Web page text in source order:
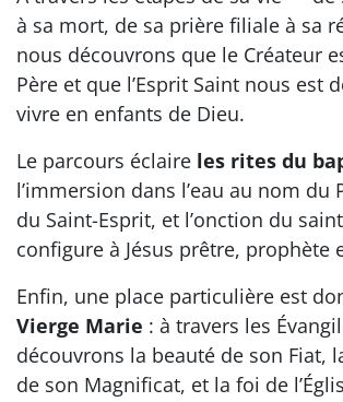
à sa mort, de sa prière filiale à sa
nous découvrons que le Créateur
Père et que l’Esprit Saint nous est
vivre en enfants de Dieu.
Le parcours éclaire les rites du
l’immersion dans l’eau au nom du
du Saint-Esprit, et l’onction du
configure à Jésus prêtre, prophète
Enfin, une place particulière est
Vierge Marie : à travers les
découvrons la beauté de son Fiat,
de son Magnificat, et la foi de